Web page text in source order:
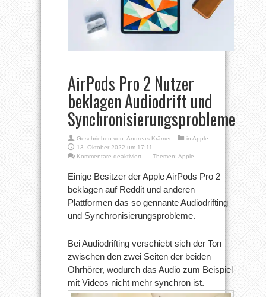
AirPods Pro 2 Nutzer
beklagen Audiodrift und
Synchronisierungsprobleme
Geschrieben von: Andreas Krämer in Apple
13. Oktober 2022 um 17:11
Kommentare deaktiviertfür
Pro
2
Nutzer
Audiodrift
und
Synchronisierungsprobleme
Themen: Apple
Einige Besitzer der Apple AirPods Pro 2
beklagen auf Reddit und anderen
Plattformen das so gennante Audiodrifting
und Synchronisierungsprobleme.
Bei Audiodrifting verschiebt sich der Ton
zwischen den zwei Seiten der beiden
Ohrhörer, wodurch das Audio zum Beispiel
mit Videos nicht mehr synchron ist.